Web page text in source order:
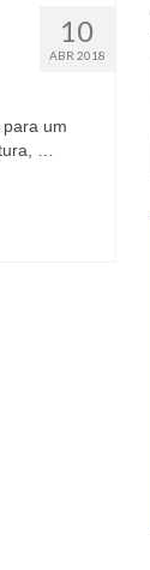
10
ABR 2018
um
…